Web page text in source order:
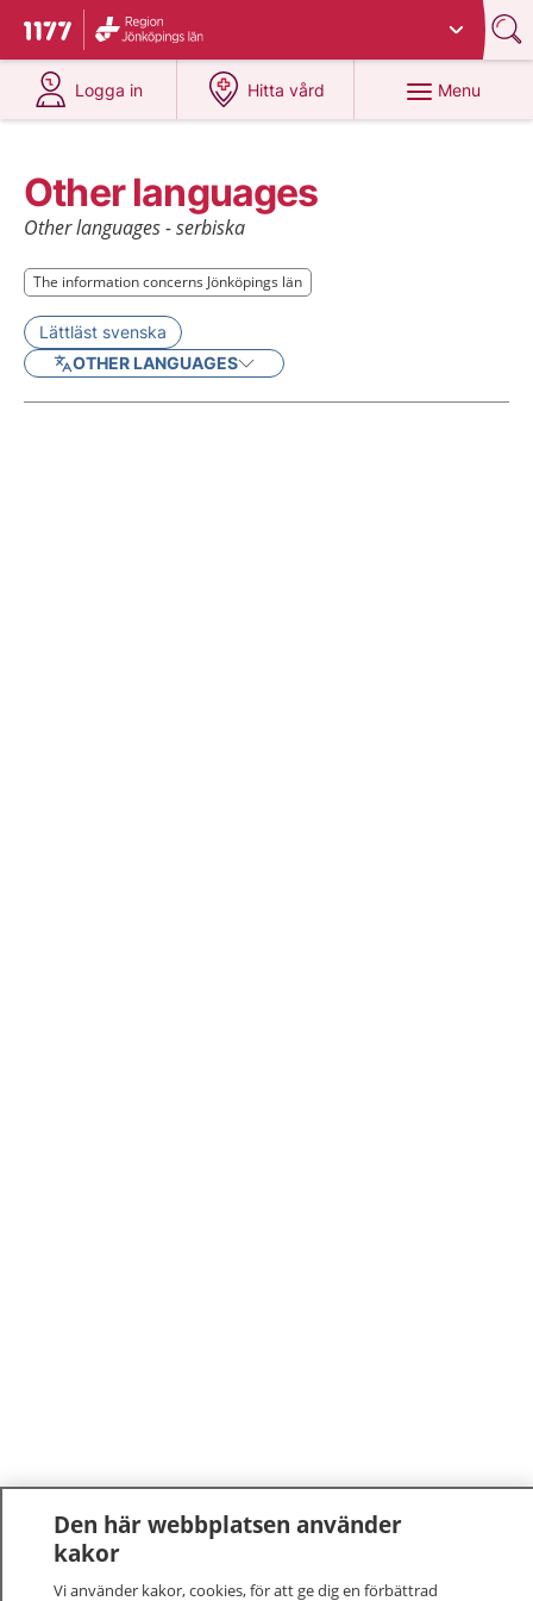
To start page for 1177
Du har valt region
Logga in
at 1177.se
Hitta vård
at 1177.se
Menu
Other languages
Other languages - serbiska
The information concerns Jönköpings län
The information concerns Jönköpings län
Lättläst svenska
OTHER LANGUAGES
Den här webbplatsen använder
kakor
Vi använder kakor, cookies, för att ge dig en förbättrad